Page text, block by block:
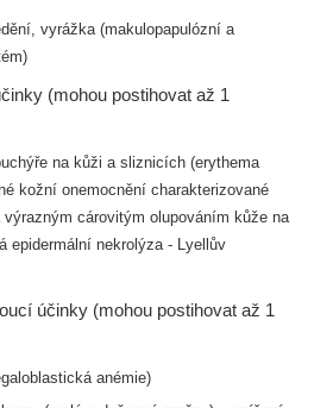
vyrážka (makulopapulózní a
(mohou postihovat až 1
na kůži a sliznicích (erythema
kožní onemocnění charakterizované
cárovitým olupováním kůže na
epidermální nekrolýza - Lyellův
účinky (mohou postihovat až 1
anémie)